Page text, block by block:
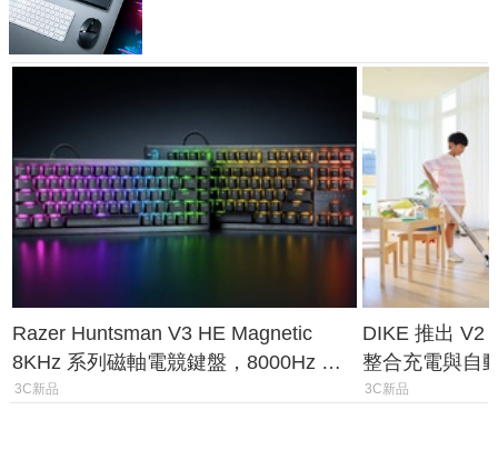
Razer Huntsman V3 HE Magnetic
8KHz 系列磁軸電競鍵盤，8000Hz 輪
詢率、0.1mm 觸發全面升級
3C新品
DIKE 推出 V2
整合充電與自
3C新品